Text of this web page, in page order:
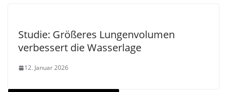
Studie: Größeres Lungenvolumen
verbessert die Wasserlage
12. Januar 2026